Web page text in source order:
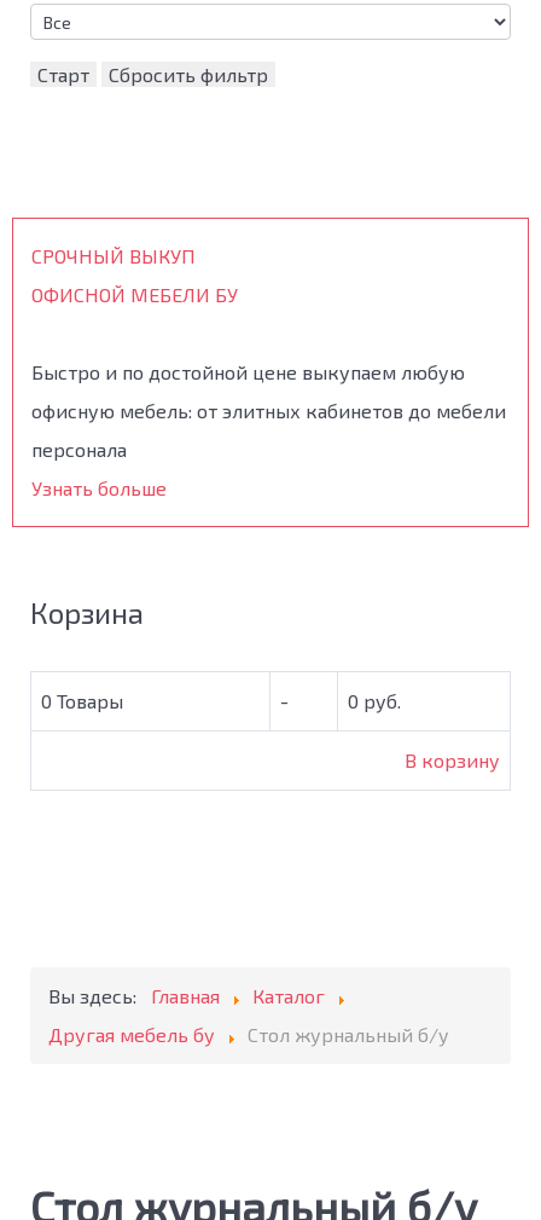
Старт Сбросить фильтр
СРОЧНЫЙ ВЫКУП
ОФИСНОЙ МЕБЕЛИ БУ
Быстро и по достойной цене выкупаем любую
офисную мебель: от элитных кабинетов до мебели
персонала
Узнать больше
Корзина
0 Товары - 0 руб.
В корзину
Вы здесь: Главная
Каталог
Другая мебель бу
Стол журнальный б/у
Стол журнальный б/у